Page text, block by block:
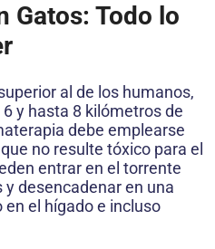
Gatos: Todo lo
al de los humanos,
y hasta 8 kilómetros de
debe emplearse
no resulte tóxico para el
entrar en el torrente
desencadenar en una
el hígado e incluso